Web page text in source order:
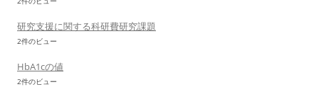
研究支援に関する科研費研究課題
2件のビュー
HbA1cの値
2件のビュー